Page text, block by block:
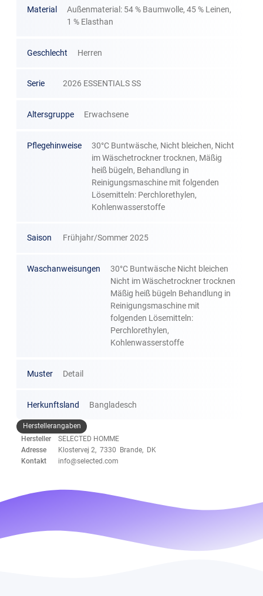
Material
Außenmaterial: 54 % Baumwolle, 45 % Leinen,
1 % Elasthan
Geschlecht Herren
Serie 2026 ESSENTIALS SS
Altersgruppe Erwachsene
Pflegehinweise
30°C Buntwäsche, Nicht bleichen, Nicht
im Wäschetrockner trocknen, Mäßig
heiß bügeln, Behandlung in
Reinigungsmaschine mit folgenden
Lösemitteln: Perchlorethylen,
Kohlenwasserstoffe
Saison Frühjahr/Sommer 2025
Waschanweisungen
30°C Buntwäsche Nicht bleichen
Nicht im Wäschetrockner trocknen
Mäßig heiß bügeln Behandlung in
Reinigungsmaschine mit
folgenden Lösemitteln:
Perchlorethylen,
Kohlenwasserstoffe
Muster Detail
Herkunftsland Bangladesch
Herstellerangaben
Hersteller
SELECTED HOMME
Adresse
Klostervej 2, 7330 Brande, DK
Kontakt
info@selected.com